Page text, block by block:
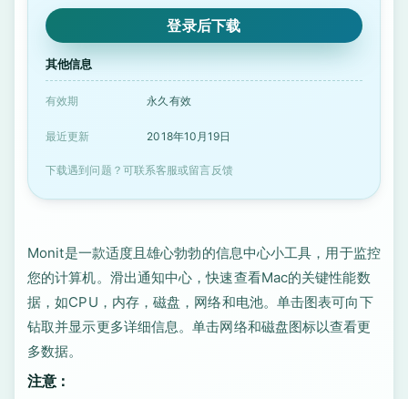
登录后下载
其他信息
有效期 永久有效
最近更新 2018年10月19日
下载遇到问题？可联系客服或留言反馈
Monit是一款适度且雄心勃勃的信息中心小工具，用于监控
您的计算机。滑出通知中心，快速查看Mac的关键性能数
据，如CPU，内存，磁盘，网络和电池。单击图表可向下
钻取并显示更多详细信息。单击网络和磁盘图标以查看更
多数据。
注意：